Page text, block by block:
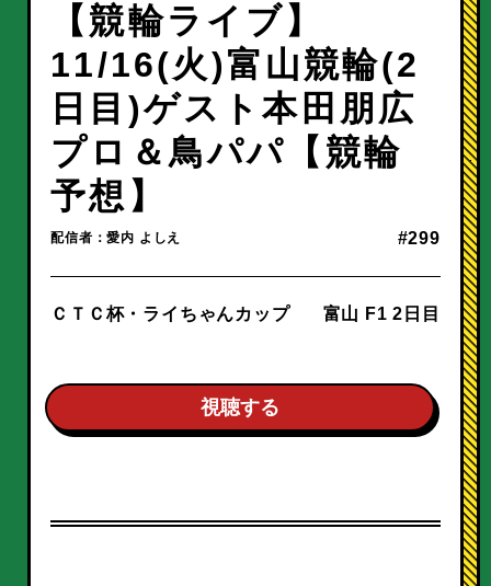
【競輪ライブ】
11/16(火)富山競輪(2
日目)ゲスト本田朋広
プロ＆鳥パパ【競輪
予想】
配信者：愛内 よしえ #299
ＣＴＣ杯・ライちゃんカップ 富山 F1 2日目
視聴する